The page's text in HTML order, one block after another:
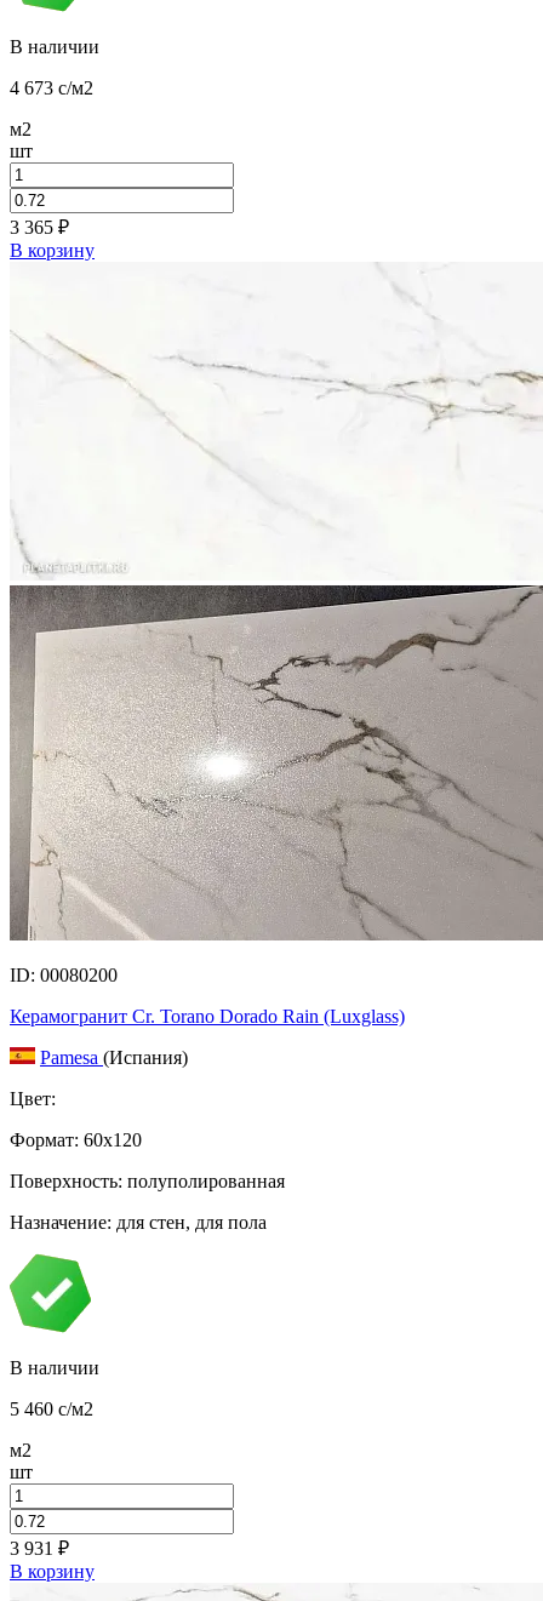
В наличии
4 673 c/м2
м2
шт
3 365 ₽
В корзину
ID: 00080200
Керамогранит Cr. Torano Dorado Rain (Luxglass)
Pamesa (Испания)
Цвет:
Формат: 60x120
Поверхность: полуполированная
Назначение: для стен, для пола
В наличии
5 460 c/м2
м2
шт
3 931 ₽
В корзину